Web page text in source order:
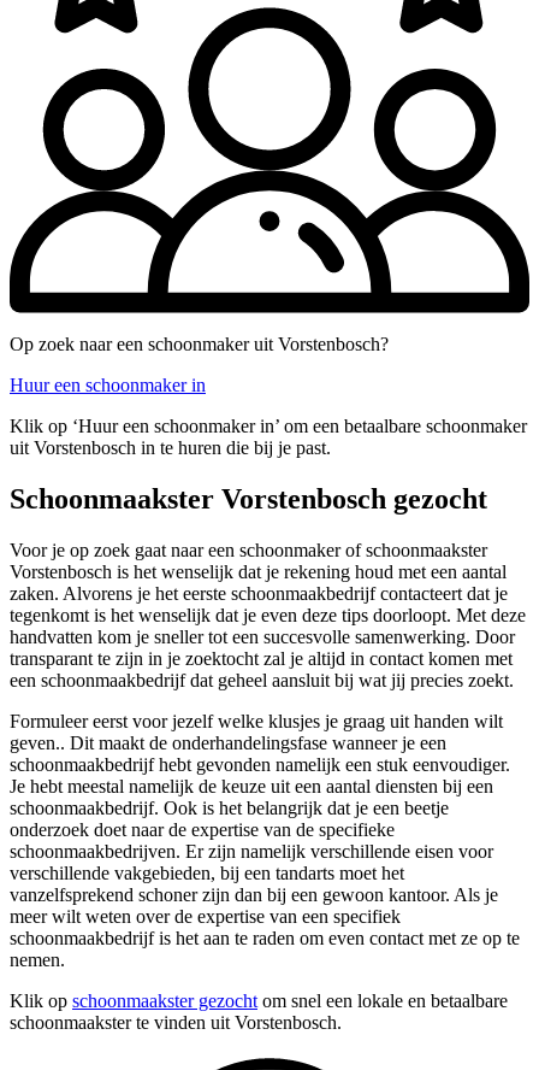
Op zoek naar een schoonmaker uit Vorstenbosch?
Huur een schoonmaker in
Klik op ‘Huur een schoonmaker in’ om een betaalbare schoonmaker
uit Vorstenbosch in te huren die bij je past.
Schoonmaakster Vorstenbosch gezocht
Voor je op zoek gaat naar een schoonmaker of schoonmaakster
Vorstenbosch is het wenselijk dat je rekening houd met een aantal
zaken. Alvorens je het eerste schoonmaakbedrijf contacteert dat je
tegenkomt is het wenselijk dat je even deze tips doorloopt. Met deze
handvatten kom je sneller tot een succesvolle samenwerking. Door
transparant te zijn in je zoektocht zal je altijd in contact komen met
een schoonmaakbedrijf dat geheel aansluit bij wat jij precies zoekt.
Formuleer eerst voor jezelf welke klusjes je graag uit handen wilt
geven.. Dit maakt de onderhandelingsfase wanneer je een
schoonmaakbedrijf hebt gevonden namelijk een stuk eenvoudiger.
Je hebt meestal namelijk de keuze uit een aantal diensten bij een
schoonmaakbedrijf. Ook is het belangrijk dat je een beetje
onderzoek doet naar de expertise van de specifieke
schoonmaakbedrijven. Er zijn namelijk verschillende eisen voor
verschillende vakgebieden, bij een tandarts moet het
vanzelfsprekend schoner zijn dan bij een gewoon kantoor. Als je
meer wilt weten over de expertise van een specifiek
schoonmaakbedrijf is het aan te raden om even contact met ze op te
nemen.
Klik op schoonmaakster gezocht om snel een lokale en betaalbare
schoonmaakster te vinden uit Vorstenbosch.